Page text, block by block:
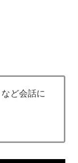
ど会話に